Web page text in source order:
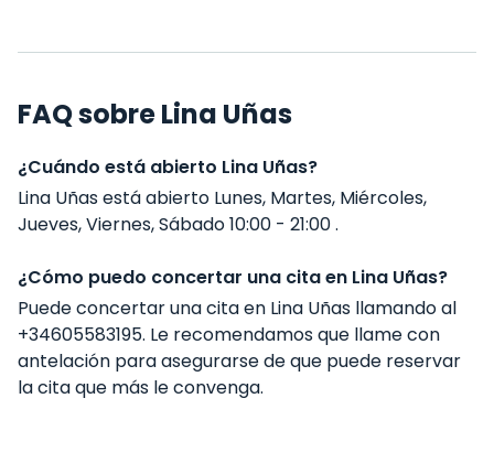
FAQ sobre Lina Uñas
¿Cuándo está abierto Lina Uñas?
Lina Uñas está abierto Lunes, Martes, Miércoles,
Jueves, Viernes, Sábado 10:00 - 21:00 .
¿Cómo puedo concertar una cita en Lina Uñas?
Puede concertar una cita en Lina Uñas llamando al
+34605583195. Le recomendamos que llame con
antelación para asegurarse de que puede reservar
la cita que más le convenga.